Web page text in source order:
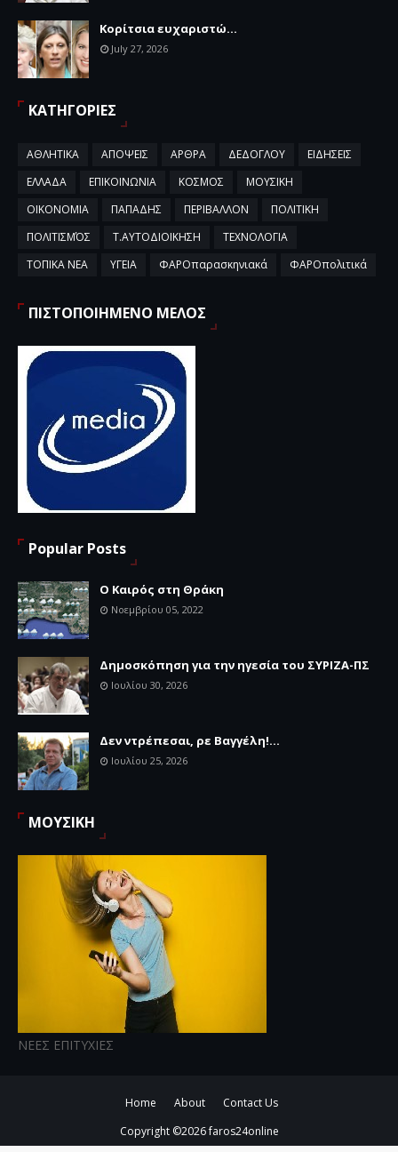
Κορίτσια ευχαριστώ...
July 27, 2026
ΚΑΤΗΓΟΡΙΕΣ
ΑΘΛΗΤΙΚΑ ΑΠΟΨΕΙΣ ΑΡΘΡΑ ΔΕΔΟΓΛΟΥ
ΕΙΔΗΣΕΙΣ
ΕΛΛΑΔΑ
ΕΠΙΚΟΙΝΩΝΙΑ ΚΟΣΜΟΣ
ΜΟΥΣΙΚΗ
ΟΙΚΟΝΟΜΙΑ
ΠΑΠΑΔΗΣ ΠΕΡΙΒΑΛΛΟΝ
ΠΟΛΙΤΙΚΗ
ΠΟΛΙΤΙΣΜΌΣ
Τ.ΑΥΤΟΔΙΟΙΚΗΣΗ
ΤΕΧΝΟΛΟΓΙΑ
ΤΟΠΙΚΑ ΝΕΑ
ΥΓΕΙΑ ΦΑΡΟπαρασκηνιακά ΦΑΡΟπολιτικά
ΠΙΣΤΟΠΟΙΗΜΕΝΟ ΜΕΛΟΣ
Popular Posts
Ο Καιρός στη Θράκη
Νοεμβρίου 05, 2022
Δημοσκόπηση για την ηγεσία του ΣΥΡΙΖΑ-ΠΣ
Ιουλίου 30, 2026
Δεν ντρέπεσαι, ρε Βαγγέλη!...
Ιουλίου 25, 2026
ΜΟΥΣΙΚΗ
ΝΕΕΣ ΕΠΙΤΥΧΙΕΣ
Home About
Contact Us
Copyright ©2026faros24online